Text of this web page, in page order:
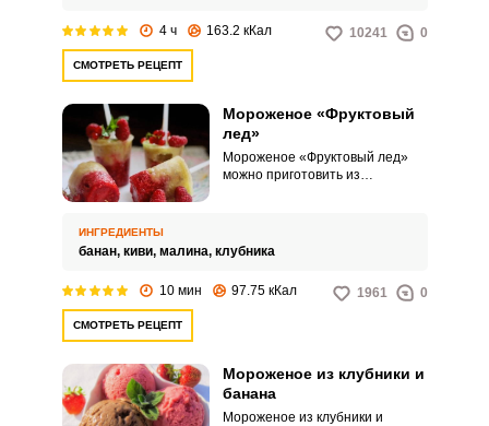
4 ч 163.2 кКал 10241 0
СМОТРЕТЬ РЕЦЕПТ
Мороженое «Фруктовый
лед»
Мороженое «Фруктовый лед»
можно приготовить из
ИНГРЕДИЕНТЫ
банан, киви, малина, клубника
10 мин 97.75 кКал 1961 0
СМОТРЕТЬ РЕЦЕПТ
Мороженое из клубники и
банана
Мороженое из клубники и